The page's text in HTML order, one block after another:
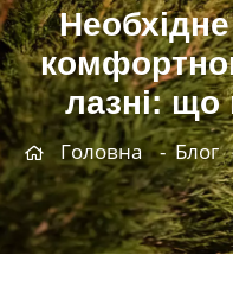
лазні: що
Головна Блог